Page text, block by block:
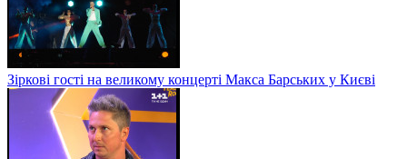
Зіркові гості на великому концерті Макса Барських у Києві